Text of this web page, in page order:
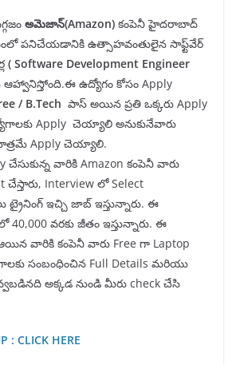
అమెజాన్(Amazon) కంపెనీ హైదరాబాద్
పనిచేయడానికి ఉత్సాహవంతులైన సాఫ్ట్‌వేర్
( Software Development Engineer
ఆహ్వానిస్తోంది.ఈ ఉద్యోగం కోసం Apply
/ B.Tech పాస్ అయిన ప్రతి ఒక్కరు Apply
Apply చెయ్యాలి అనుకునేవారు
Apply చెయ్యాలి.
వారికి Amazon కంపెనీ వారు
చేస్తారు, Interview లో Select
ఇచ్చి జాబ్ ఇస్తున్నారు. ఈ
40,000 వరకు జీతం ఇస్తున్నారు. ఈ
వారికి కంపెనీ వారు Free గా Laptop
సంబంధించిన Full Details మరియు
అక్కడ నుండి మీరు check చేసి
: CLICK HERE